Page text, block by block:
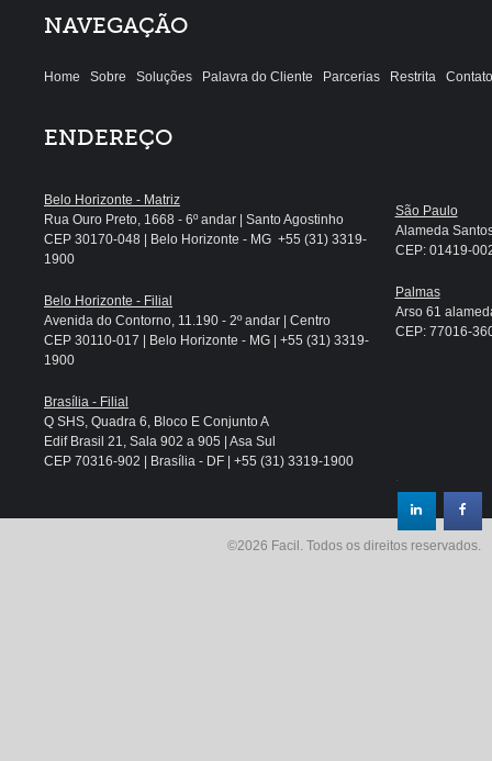
NAVEGAÇÃO
Home Sobre Soluções Palavra do Cliente Parcerias Restrita Contato
ENDEREÇO
Belo Horizonte - Matriz
Rua Ouro Preto, 1668 - 6º andar | Santo Agostinho
CEP 30170-048 | Belo Horizonte - MG +55 (31) 3319-
1900
Belo Horizonte - Filial
Avenida do Contorno, 11.190 - 2º andar | Centro
CEP 30110-017 | Belo Horizonte - MG | +55 (31) 3319-
1900
Brasília - Filial
Q SHS, Quadra 6, Bloco E Conjunto A
Edif Brasil 21, Sala 902 a 905 | Asa Sul
CEP 70316-902 | Brasília - DF | +55 (31) 3319-1900
São Paulo
Alameda
CEP: 01419-
Palmas
Arso 61
CEP: 77016-
.
©2026 Facil. Todos os direitos reservados.